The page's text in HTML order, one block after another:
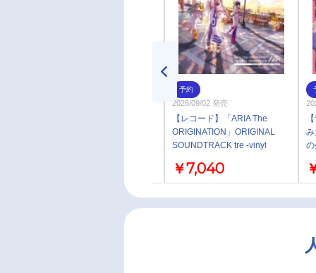
予約
2026/09/02 発売
【レコード】「ARIA The
ORIGINATION」ORIGINAL
SOUNDTRACK tre -vinyl
￥7,040